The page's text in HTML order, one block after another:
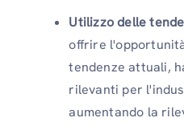
Utilizzo delle
offrire
tendenze attuali,
rilevanti per
aumentando la